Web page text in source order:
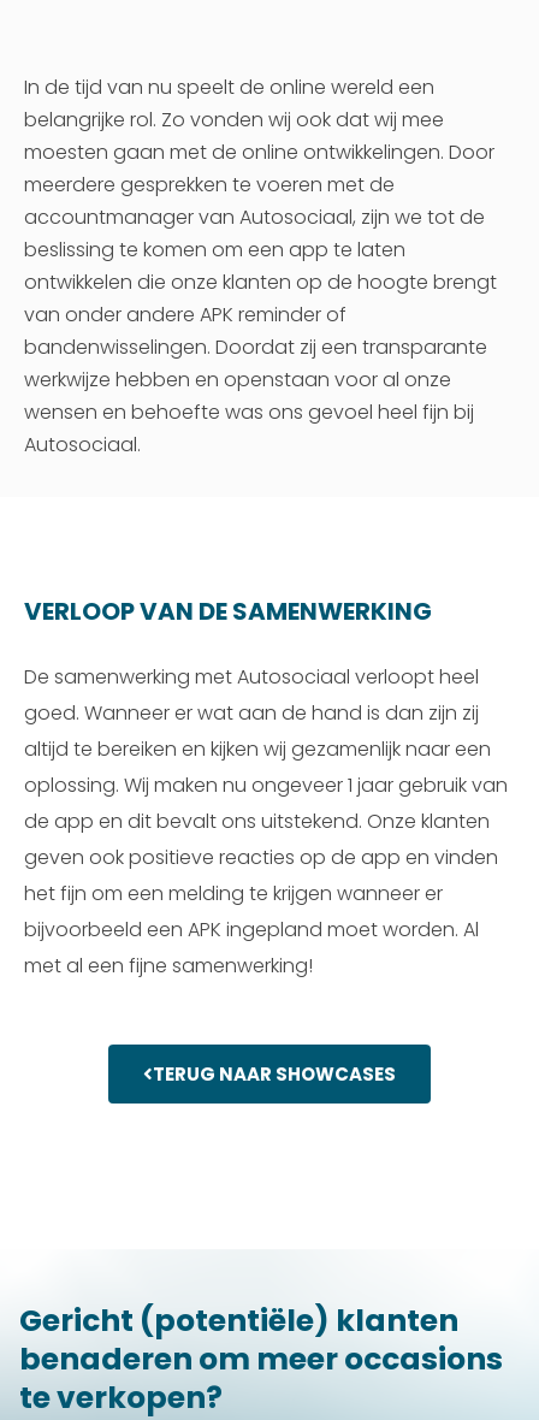
In de tijd van nu speelt de online wereld een
belangrijke rol. Zo vonden wij ook dat wij mee
moesten gaan met de online ontwikkelingen. Door
meerdere gesprekken te voeren met de
accountmanager van Autosociaal, zijn we tot de
beslissing te komen om een app te laten
ontwikkelen die onze klanten op de hoogte brengt
van onder andere APK reminder of
bandenwisselingen. Doordat zij een transparante
werkwijze hebben en openstaan voor al onze
wensen en behoefte was ons gevoel heel fijn bij
Autosociaal.
VERLOOP VAN DE SAMENWERKING
De samenwerking met Autosociaal verloopt heel
goed. Wanneer er wat aan de hand is dan zijn zij
altijd te bereiken en kijken wij gezamenlijk naar een
oplossing. Wij maken nu ongeveer 1 jaar gebruik van
de app en dit bevalt ons uitstekend. Onze klanten
geven ook positieve reacties op de app en vinden
het fijn om een melding te krijgen wanneer er
bijvoorbeeld een APK ingepland moet worden. Al
met al een fijne samenwerking!
TERUG NAAR SHOWCASES
Gericht (potentiële) klanten
benaderen om meer occasions
te verkopen?